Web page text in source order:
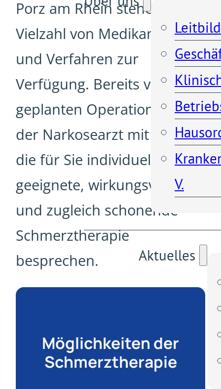
Leitbild
V.
Aktuelles
Porz am Rhein stehen eine
Vielzahl von Medikamenten
und Verfahren zur
Verfügung. Bereits vor der
geplanten Operation wird
der Narkosearzt mit Ihnen
die für Sie individuell
geeignete, wirkungsvolle
und zugleich schonende
Schmerztherapie
besprechen.
Möglichkeiten der
Schmerztherapie